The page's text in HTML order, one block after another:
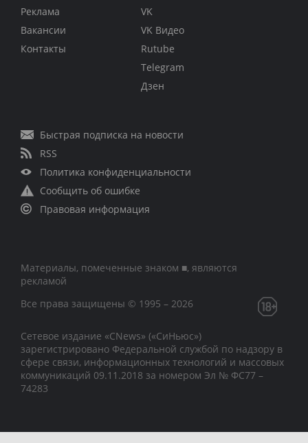
Реклама
Вакансии
Контакты
VK
VK Видео
Rutube
Telegram
Дзен
Быстрая подписка на новости
RSS
Политика конфиденциальности
Сообщить об ошибке
Правовая информация
Материалы, помеченные знаком ■, являются
рекламой
Все права защищены © 1995 – 2026
Сетевое издание «CNews» («СиНьюс»)
зарегистрировано Федеральной службой по надзору в
сфере связи, информационных технологий и массовых
коммуникаций 09.11.2018 за номером Эл № ФС77 –
74283